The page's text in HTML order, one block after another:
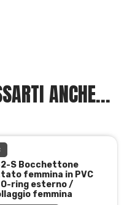
ANCHE...
S Bocchettone
femmina in PVC
O-ring esterno /
femmina